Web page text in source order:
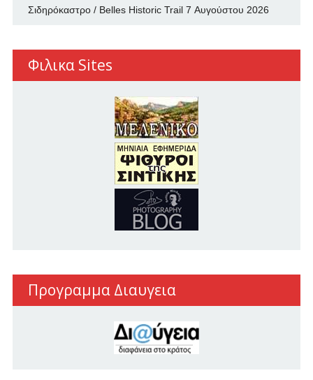
Σιδηρόκαστρο / Belles Historic Trail 7 Αυγούστου 2026
Φιλικα Sites
Προγραμμα Διαυγεια